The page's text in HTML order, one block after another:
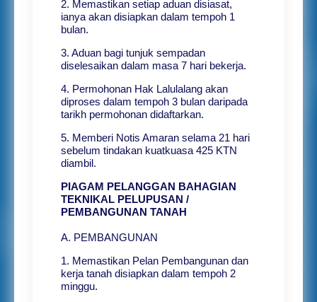
2. Memastikan setiap aduan disiasat,
ianya akan disiapkan dalam tempoh 1
bulan.
3. Aduan bagi tunjuk sempadan
diselesaikan dalam masa 7 hari bekerja.
4. Permohonan Hak Lalulalang akan
diproses dalam tempoh 3 bulan daripada
tarikh permohonan didaftarkan.
5. Memberi Notis Amaran selama 21 hari
sebelum tindakan kuatkuasa 425 KTN
diambil.
PIAGAM PELANGGAN BAHAGIAN
TEKNIKAL PELUPUSAN /
PEMBANGUNAN TANAH
A. PEMBANGUNAN
1. Memastikan Pelan Pembangunan dan
kerja tanah disiapkan dalam tempoh 2
minggu.